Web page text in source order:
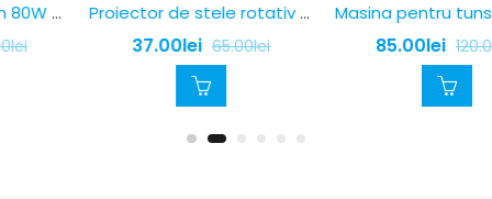
Proiector de stele rotativ 4 x LED, USB, functie rotatie
65.00lei
Masina pentru tuns animale
120.00lei